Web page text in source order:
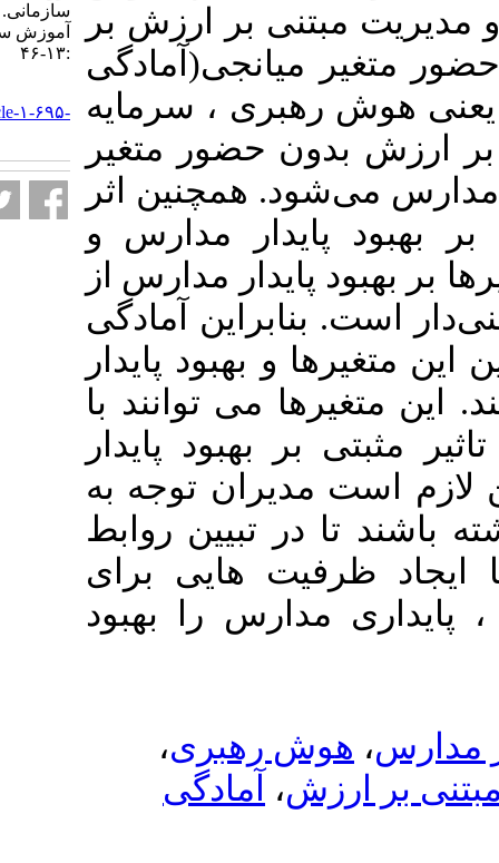
بر ارزش بر
میانجی(آمادگی
، سرمایه
حضور متغیر
همچنین اثر
مدارس و
مدارس از
آمادگی
و بهبود پایدار
می توانند با
بهبود پایدار
توجه به
تبیین روابط
هایی برای
را بهبود
رهبری،
، آمادگی
سازمانی. نشریه مديريت بر
آموزش سازمانها. ۱۴۰۳; ۱۳ (۴)
http://journalieaa.ir/article-۱-۶۹۵-